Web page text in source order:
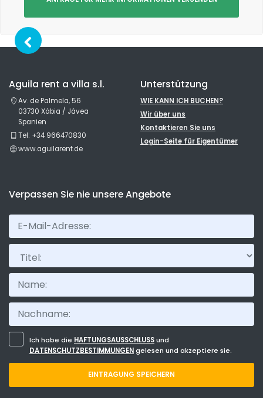
Aguila rent a villa s.l.
Av. de Palmela, 56
03730 Xàbia / Jávea
Spanien
Tel: +34 966470830
www.aguilarent.de
Unterstützung
WIE KANN ICH BUCHEN?
Wir über uns
Kontaktieren Sie uns
Login-Seite für Eigentümer
Verpassen Sie nie unsere Angebote
Titel:
Ich habe die HAFTUNGSAUSSCHLUSSund
DATENSCHUTZBESTIMMUNGENgelesen und akzeptiere sie.
EINTRAGUNG SPEICHERN